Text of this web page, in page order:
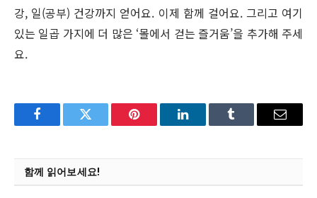
강, 일(공부) 건강까지 얻어요. 이제 함께 걸어요. 그리고 여기
있는 일곱 가지에 더 많은 ‘몰에서 걷는 즐거움’을 추가해 주세
요.
FacebookTwitter Pinterest LinkedInTumblr Email
함께 읽어보세요!